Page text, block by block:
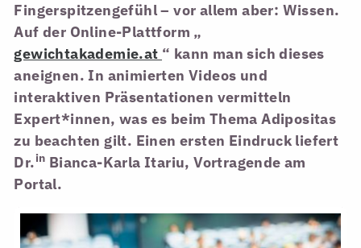
Fingerspitzengefühl – vor allem aber: Wissen.
Auf der Online-Plattform „
gewichtakademie.at “ kann man sich dieses
aneignen. In animierten Videos und
interaktiven Präsentationen vermitteln
Expert*innen, was es beim Thema Adipositas
zu beachten gilt. Einen ersten Eindruck liefert
Dr.in Bianca-Karla Itariu, Vortragende am
Portal.